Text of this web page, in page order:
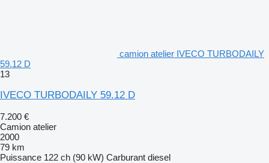
camion atelier IVECO TURBODAILY
59.12 D
13
IVECO TURBODAILY 59.12 D
7.200 €
Camion atelier
2000
79 km
Puissance 122 ch (90 kW) Carburant diesel